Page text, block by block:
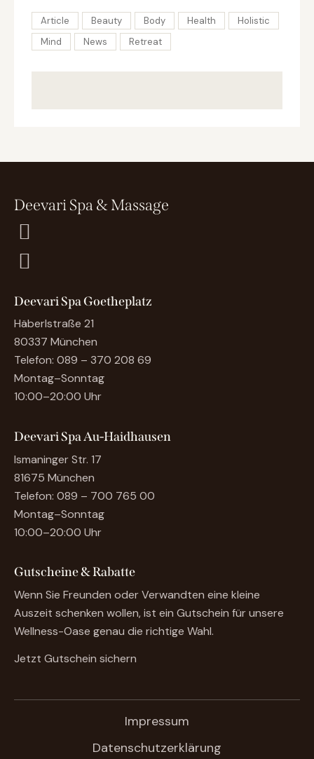
Article Beauty Body Health
Holistic
Mind
News Retreat
Deevari Spa & Massage
Deevari Spa Goetheplatz
Häberlstraße 21
80337 München
Telefon: 089 – 370 208 69
Montag–Sonntag
10:00–20:00 Uhr
Deevari Spa Au-Haidhausen
Ismaninger Str. 17
81675 München
Telefon: 089 – 700 765 00
Montag–Sonntag
10:00–20:00 Uhr
Gutscheine & Rabatte
Wenn Sie Freunden oder Verwandten eine kleine
Auszeit schenken wollen, ist ein Gutschein für unsere
Wellness-Oase genau die richtige Wahl.
Jetzt Gutschein sichern
Impressum
Datenschutzerklärung